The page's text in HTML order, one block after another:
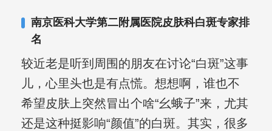
复发期;临床运用中医的辨证施治，理法
南京医科大学第二附属医院皮肤科白斑专家排
名
较近老是听到周围的朋友在讨论“白斑”这事
儿，心里头也是有点慌。想想啊，谁也不
希望皮肤上突然冒出个啥“幺蛾子”来，尤其
还是这种挺影响“颜值”的白斑。其实，很多